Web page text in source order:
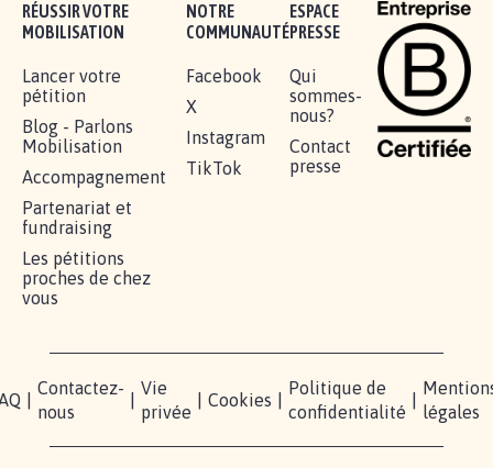
RÉUSSIR VOTRE
MOBILISATION
Lancer votre
pétition
Blog - Parlons
Mobilisation
Accompagnement
Partenariat et
fundraising
Les pétitions
proches de chez
vous
NOTRE
COMMUNAUTÉ
Facebook
X
Instagram
TikTok
ESPACE
PRESSE
Qui
sommes-
nous?
Contact
presse
Contactez-
nous
Vie
privée
Cookies
Politique de
confidentialité
légales